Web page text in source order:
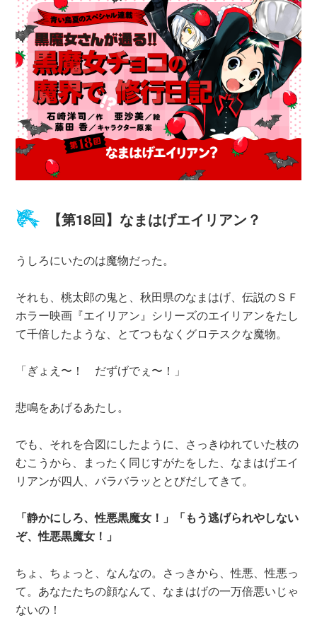
【第18回】なまはげエイリアン？
うしろにいたのは魔物だった。
それも、桃太郎の鬼と、秋田県のなまはげ、伝説のＳＦ
ホラー映画『エイリアン』シリーズのエイリアンをたし
て千倍したような、とてつもなくグロテスクな魔物。
「ぎょえ〜！ だずげでぇ〜！」
悲鳴をあげるあたし。
でも、それを合図にしたように、さっきゆれていた枝の
むこうから、まったく同じすがたをした、なまはげエイ
リアンが四人、バラバラッととびだしてきて。
「静かにしろ、性悪黒魔女！」「もう逃げられやしない
ぞ、性悪黒魔女！」
ちょ、ちょっと、なんなの。さっきから、性悪、性悪っ
て。あなたたちの顔なんて、なまはげの一万倍悪いじゃ
ないの！